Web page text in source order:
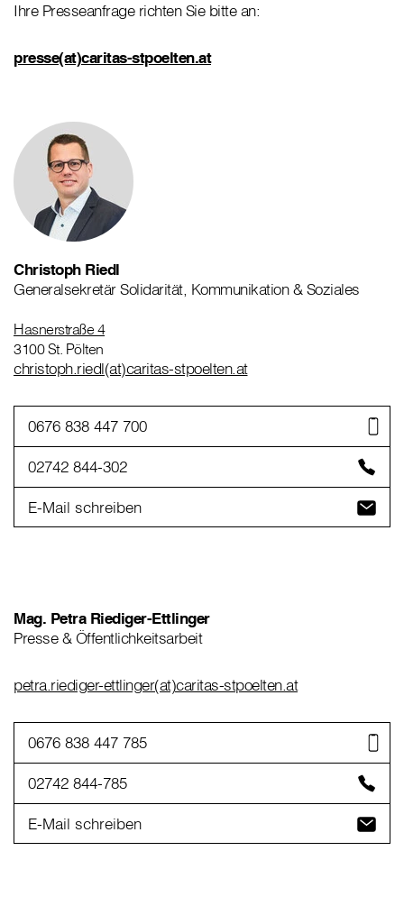
Ihre Presseanfrage richten Sie bitte an:
presse(at)caritas-stpoelten.at
Christoph Riedl
Generalsekretär Solidarität, Kommunikation & Soziales
Hasnerstraße 4
3100 St. Pölten
christoph.riedl(at)caritas-stpoelten.at
0676 838 447 700
02742 844-302
E-Mail schreiben
Mag. Petra Riediger-Ettlinger
Presse & Öffentlichkeitsarbeit
petra.riediger-ettlinger(at)caritas-stpoelten.at
0676 838 447 785
02742 844-785
E-Mail schreiben